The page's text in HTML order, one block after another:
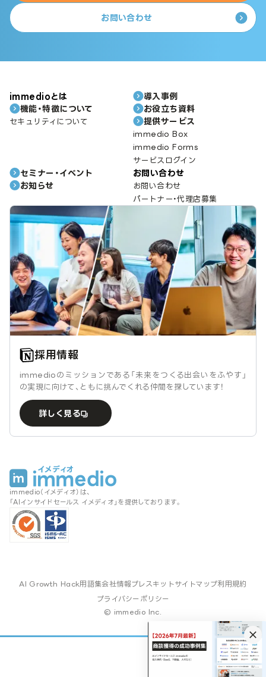
お問い合わせ
immedioとは
機能・特徴について
セキュリティについて
導入事例
お役立ち資料
提供サービス
immedio Box
immedio Forms
サービスログイン
セミナー・イベント
お知らせ
お問い合わせ
お問い合わせ
パートナー・代理店募集
採用情報
immedioのミッションである「未来をつくる出会いをふやす」
の実現に向けて、ともに挑んでくれる仲間を探しています！
詳しく見る
immedio（イメディオ）は、
「AIインサイドセールス イメディオ」を提供しております。
AI Growth Hack用語集会社情報プレスキットサイトマップ利用規約
プライバシーポリシー
© immedio Inc.